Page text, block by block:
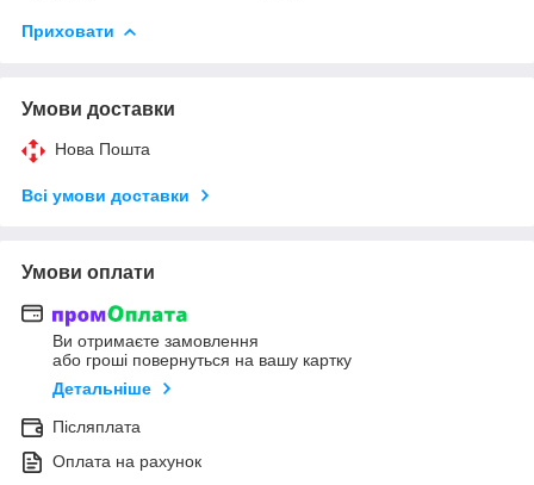
Приховати
Умови доставки
Нова Пошта
Всі умови доставки
Умови оплати
Ви отримаєте замовлення
або гроші повернуться на вашу картку
Детальніше
Післяплата
Оплата на рахунок